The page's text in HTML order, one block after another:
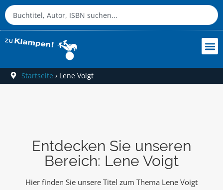
Startseite › Lene Voigt
Entdecken Sie unseren
Bereich: Lene Voigt
Hier finden Sie unsere Titel zum Thema Lene Voigt